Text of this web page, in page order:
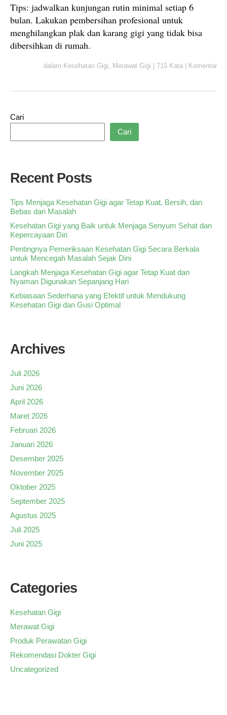
Tips: jadwalkan kunjungan rutin minimal setiap 6
bulan. Lakukan pembersihan profesional untuk
menghilangkan plak dan karang gigi yang tidak bisa
dibersihkan di rumah.
dalam Kesehatan Gigi Merawat Gigi | 715 Kata | Komentar
Cari
Cari
Recent Posts
Tips Menjaga Kesehatan Gigi agar Tetap Kuat, Bersih, dan
Bebas dari Masalah
Kesehatan Gigi yang Baik untuk Menjaga Senyum Sehat dan
Kepercayaan Diri
Pentingnya Pemeriksaan Kesehatan Gigi Secara Berkala
untuk Mencegah Masalah Sejak Dini
Langkah Menjaga Kesehatan Gigi agar Tetap Kuat dan
Nyaman Digunakan Sepanjang Hari
Kebiasaan Sederhana yang Efektif untuk Mendukung
Kesehatan Gigi dan Gusi Optimal
Archives
Juli 2026
Juni 2026
April 2026
Maret 2026
Februari 2026
Januari 2026
Desember 2025
November 2025
Oktober 2025
September 2025
Agustus 2025
Juli 2025
Juni 2025
Categories
Kesehatan Gigi
Merawat Gigi
Produk Perawatan Gigi
Rekomendasi Dokter Gigi
Uncategorized